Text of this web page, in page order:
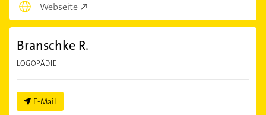
Webseite
Branschke R.
LOGOPÄDIE
E-Mail